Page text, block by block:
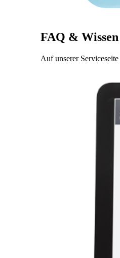
FAQ & Wissen
Auf unserer Serviceseite